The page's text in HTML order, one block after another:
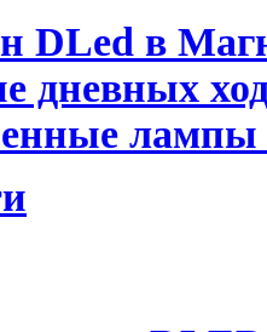
DLed в
дневных